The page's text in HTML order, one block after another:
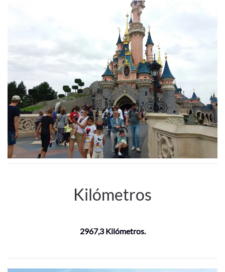
Kilómetros
2967,3 Kilómetros.